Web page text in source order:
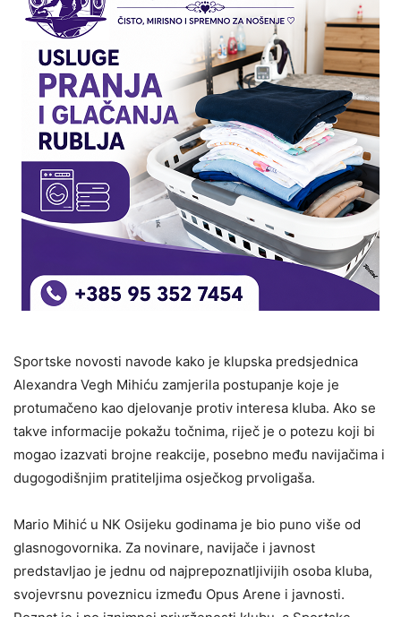
Sportske novosti navode kako je klupska predsjednica
Alexandra Vegh Mihiću zamjerila postupanje koje je
protumačeno kao djelovanje protiv interesa kluba. Ako se
takve informacije pokažu točnima, riječ je o potezu koji bi
mogao izazvati brojne reakcije, posebno među navijačima i
dugogodišnjim pratiteljima osječkog prvoligaša.
Mario Mihić u NK Osijeku godinama je bio puno više od
glasnogovornika. Za novinare, navijače i javnost
predstavljao je jednu od najprepoznatljivijih osoba kluba,
svojevrsnu poveznicu između Opus Arene i javnosti.